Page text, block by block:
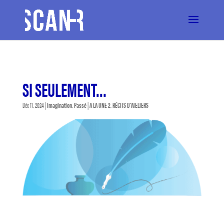
SI SEULEMENT…
Déc 11, 2024|Imagination,Passé|A LA UNE 2,RÉCITS D'ATELIERS